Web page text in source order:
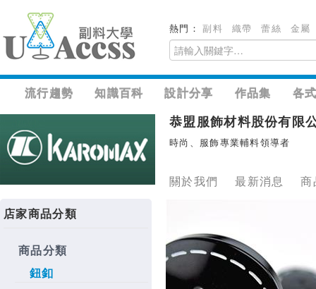
熱門：副料 織帶 蕾絲 金屬
流行趨勢 知識百科 設計分享 作品集 各
恭盟服飾材料股份有限
時尚、服飾專業輔料領導者
關於我們 最新消息 商
店家商品分類
商品分類
鈕釦